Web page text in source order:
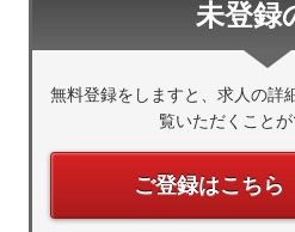
未登録
無料登録をしますと、求人の詳
覧いただくことが
ご登録はこちら